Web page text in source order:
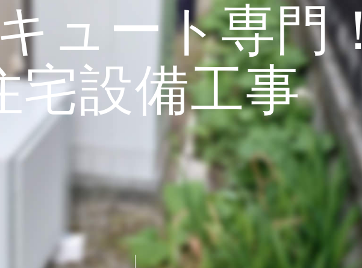
ュート専門！
宅設備工事